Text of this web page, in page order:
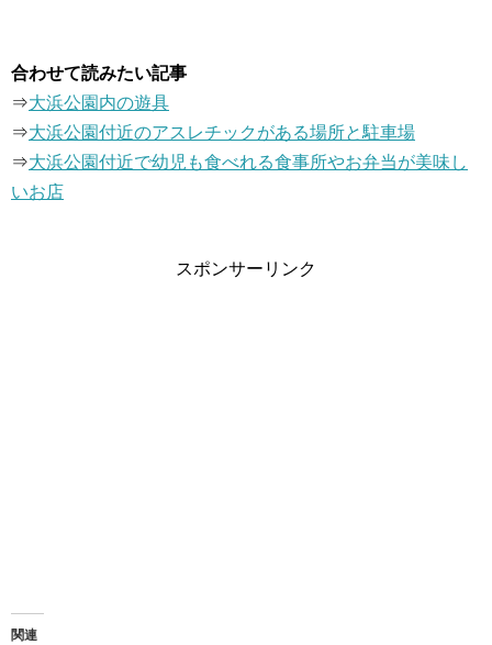
合わせて読みたい記事
⇒大浜公園内の遊具
⇒大浜公園付近のアスレチックがある場所と駐車場
⇒大浜公園付近で幼児も食べれる食事所やお弁当が美味し
いお店
スポンサーリンク
関連